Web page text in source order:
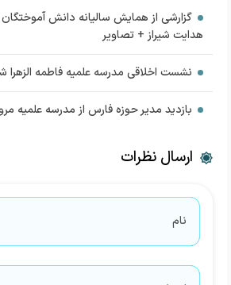
گزارشی از همایش سالیانه دانش
هدایت شیراز + تصاویر
نشست اخلاقی مدرسه علمیه فاطمه الزهرا
بازدید مدیر حوزه فارس از مدرسه علمیه
ارسال نظرات